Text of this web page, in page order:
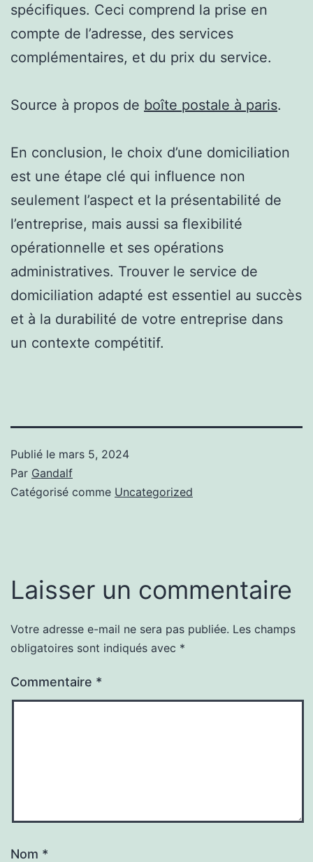
spécifiques. Ceci comprend la prise en
compte de l’adresse, des services
complémentaires, et du prix du service.
Source à propos de boîte postale à paris.
En conclusion, le choix d’une domiciliation
est une étape clé qui influence non
seulement l’aspect et la présentabilité de
l’entreprise, mais aussi sa flexibilité
opérationnelle et ses opérations
administratives. Trouver le service de
domiciliation adapté est essentiel au succès
et à la durabilité de votre entreprise dans
un contexte compétitif.
Publié le mars 5, 2024
Par Gandalf
Catégorisé comme Uncategorized
Laisser un commentaire
Votre adresse e-mail ne sera pas publiée. Les champs
obligatoires sont indiqués avec *
Commentaire *
Nom *